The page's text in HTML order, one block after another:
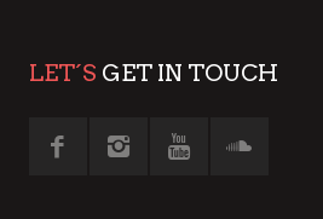
LET´S GET IN TOUCH